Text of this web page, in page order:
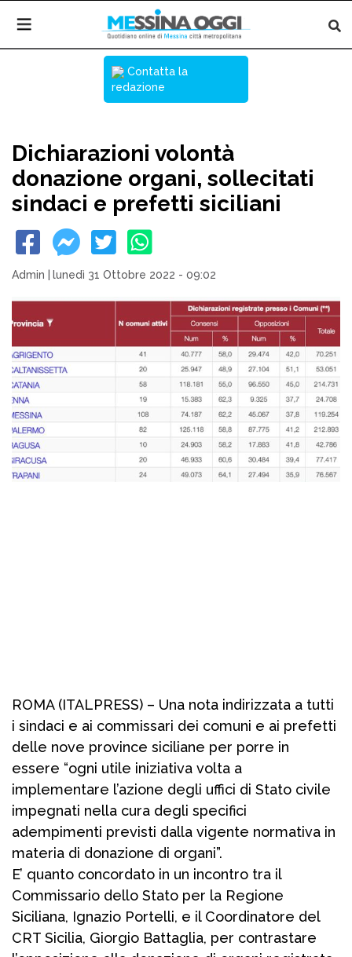
Contatta la
redazione
Dichiarazioni volontà
donazione organi, sollecitati
sindaci e prefetti siciliani
Admin lunedì 31 Ottobre 2022 - 09:02
ROMA (ITALPRESS) – Una nota indirizzata a tutti
i sindaci e ai commissari dei comuni e ai prefetti
delle nove province siciliane per porre in
essere “ogni utile iniziativa volta a
implementare l’azione degli uffici di Stato civile
impegnati nella cura degli specifici
adempimenti previsti dalla vigente normativa in
materia di donazione di organi”.
E’ quanto concordato in un incontro tra il
Commissario dello Stato per la Regione
Siciliana, Ignazio Portelli, e il Coordinatore del
CRT Sicilia, Giorgio Battaglia, per contrastare